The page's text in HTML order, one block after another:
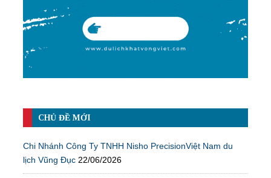
CHỦ ĐỀ MỚI
Chi Nhánh Công Ty TNHH Nisho PrecisionViệt Nam du
lịch Vũng Đục 22/06/2026